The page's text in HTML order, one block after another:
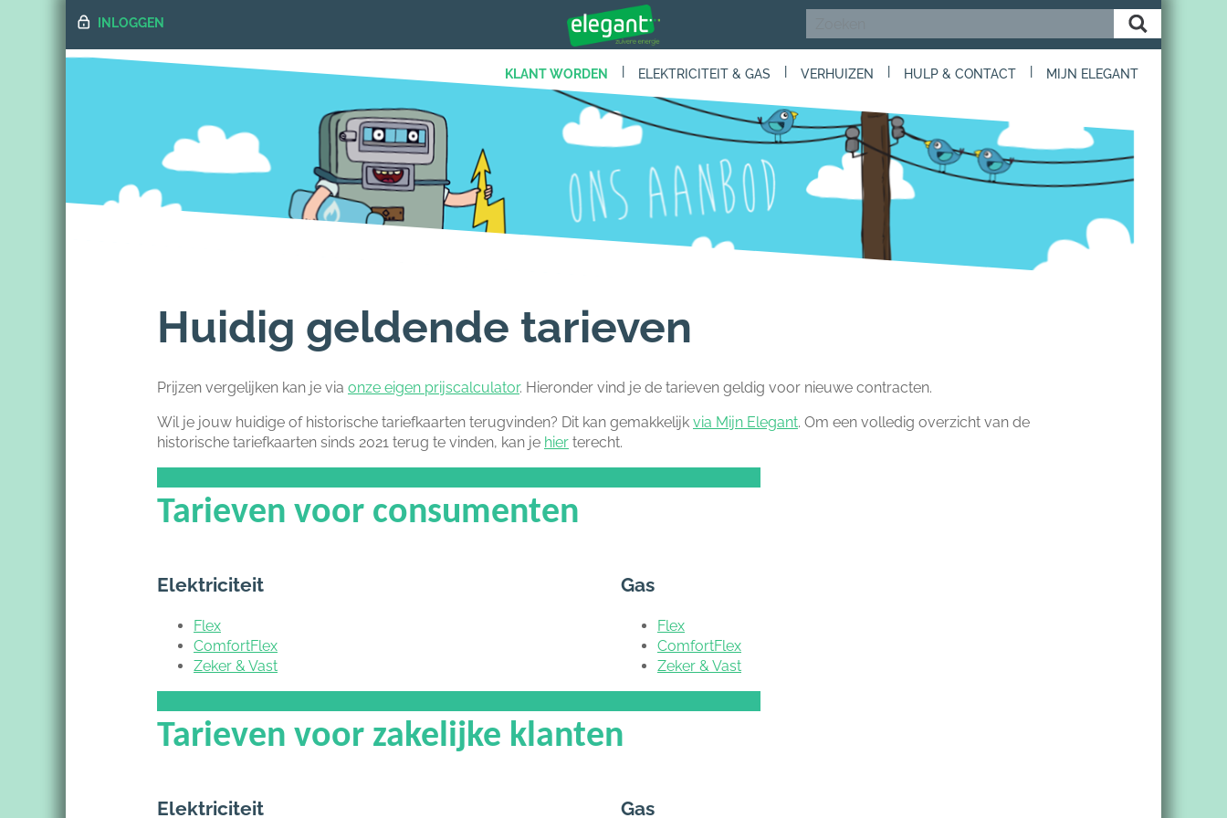
INLOGGEN
KLANT WORDEN ELEKTRICITEIT & GAS VERHUIZEN HULP & CONTACT MIJN ELEGANT
Huidig geldende tarieven
Prijzen vergelijken kan je via onze eigen prijscalculator. Hieronder vind je de tarieven geldig voor nieuwe contracten.
Wil je jouw huidige of historische tariefkaarten terugvinden? Dit kan gemakkelijk via Mijn Elegant. Om een volledig overzicht van de
historische tariefkaarten sinds 2021 terug te vinden, kan je hier terecht.
Tarieven voor consumenten
Elektriciteit
Flex
ComfortFlex
Zeker & Vast
Gas
Flex
ComfortFlex
Zeker & Vast
Tarieven voor zakelijke klanten
Elektriciteit Gas